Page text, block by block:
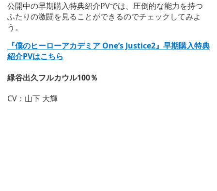
公開中の早期購入特典紹介PVでは、圧倒的な能力を持つ
ふたりの激闘を見ることができるのでチェックしてみよ
う。
『僕のヒーローアカデミア One’s Justice2』早期購入特典
紹介PVはこちら
緑谷出久フルカウル100％
CV：山下 大輝